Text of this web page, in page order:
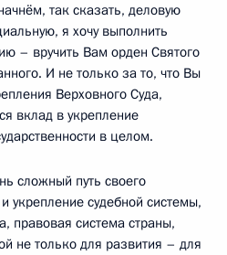
так сказать, деловую
я хочу выполнить
– вручить Вам орден Святого
И не только за то, что Вы
Верховного Суда,
вклад в укрепление
в целом.
сложный путь своего
укрепление судебной системы,
правовая система страны,
не только для развития – для